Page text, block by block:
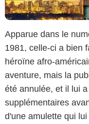
Apparue dans le
1981, celle-ci a bien
héroïne afro-
aventure, mais la
été annulée, et il lui
supplémentaires
d'une amulette qui